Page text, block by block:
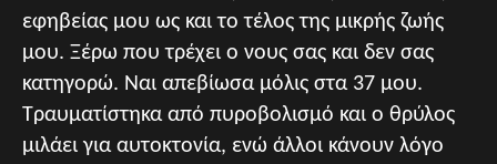
εφηβείας μου ως και το τέλος της μικρής ζωής
μου. Ξέρω που τρέχει ο νους σας και δεν σας
κατηγορώ. Ναι απεβίωσα μόλις στα 37 μου.
Τραυματίστηκα από πυροβολισμό και ο θρύλος
μιλάει για αυτοκτονία, ενώ άλλοι κάνουν λόγο